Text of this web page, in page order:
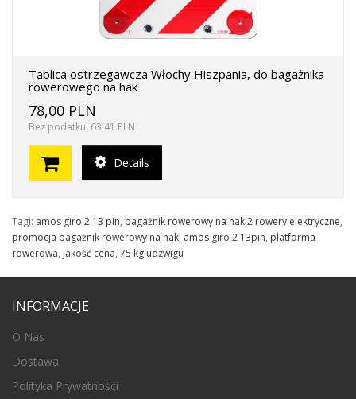
Tablica ostrzegawcza Włochy Hiszpania, do bagażnika
rowerowego na hak
78,00 PLN
Bez podatku: 63,41 PLN
Details
Tagi: amos giro 2 13 pin, bagażnik rowerowy na hak 2 rowery elektryczne,
promocja bagażnik rowerowy na hak, amos giro 2 13pin, platforma
rowerowa, jakość cena, 75 kg udzwigu
INFORMACJE
O Nas
Dostawa
Polityka Prywatności